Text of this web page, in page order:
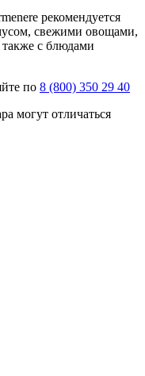
рекомендуется
свежими овощами,
с блюдами
по 8 (800) 350 29 40
могут отличаться